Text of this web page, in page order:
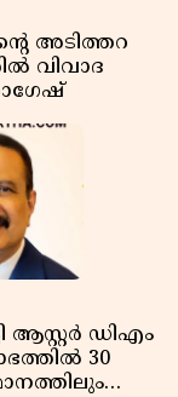
അടിത്തറ
വിവാദ
ആസ്റ്റർ ഡിഎം
30